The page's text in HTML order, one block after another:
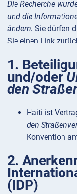
Die Recherche
und die
ändern. Sie dürfen
Sie einen Link
1.
und/oder
den
Haiti ist
den
Konvention
2.
(IDP)